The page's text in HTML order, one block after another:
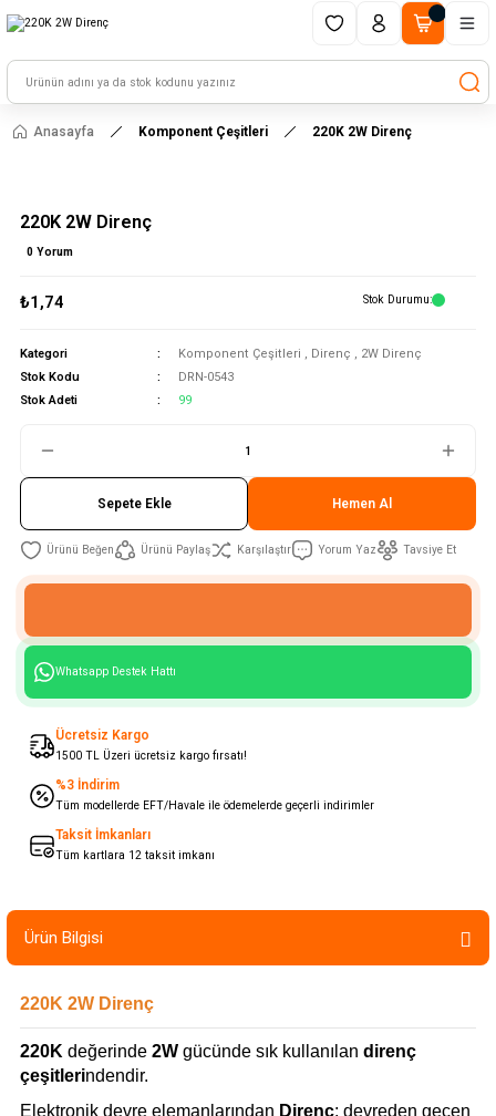
HAYAL ET - TASARLA - ÇALIŞTIR
Anasayfa Komponent Çeşitleri 220K 2W Direnç
220K 2W Direnç
0 Yorum
₺1,74 Stok Durumu
Kategori Komponent Çeşitleri , Direnç , 2W Direnç
Stok Kodu
DRN-0543
Stok Adeti
99
Sepete Ekle Hemen Al
Ürünü Paylaş Karşılaştır Yorum Yaz Tavsiye Et
Whatsapp Destek Hattı
Ücretsiz Kargo
1500 TL Üzeri ücretsiz kargo fırsatı!
%3 İndirim
Tüm modellerde EFT/Havale ile ödemelerde geçerli indirimler
Taksit İmkanları
Tüm kartlara 12 taksit imkanı
Ürün Bilgisi
220K 2W Direnç
220K değerinde 2W gücünde sık kullanılan direnç
çeşitlerindendir.
Elektronik devre elemanlarından Direnç; devreden geçen